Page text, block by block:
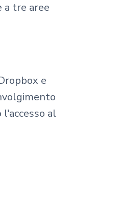
a tre aree
e
al